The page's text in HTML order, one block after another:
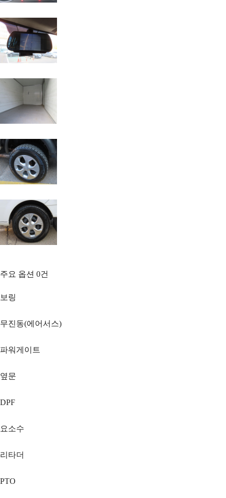
주요 옵션 0건
보링
무진동(에어서스)
파워게이트
옆문
DPF
요소수
리타더
PTO